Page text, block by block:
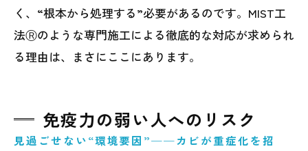
く、“根本から処理する”必要があるのです。MIST工
法Ⓡのような専門施工による徹底的な対応が求められ
る理由は、まさにここにあります。
免疫力の弱い人へのリスク
見過ごせない“環境要因”──カビが重症化を招